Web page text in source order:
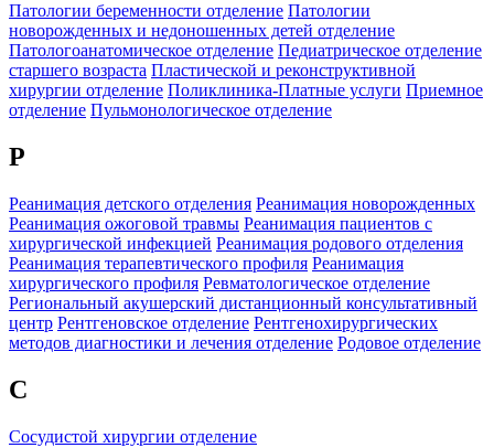
Патологии беременности отделение Патологии
новорожденных и недоношенных детей отделение
Патологоанатомическое отделение Педиатрическое отделение
старшего возраста Пластической и реконструктивной
хирургии отделение Поликлиника-Платные услуги Приемное
отделение Пульмонологическое отделение
Р
Реанимация детского отделения Реанимация новорожденных
Реанимация ожоговой травмы Реанимация пациентов с
хирургической инфекцией Реанимация родового отделения
Реанимация терапевтического профиля Реанимация
хирургического профиля Ревматологическое отделение
Региональный акушерский дистанционный консультативный
центр Рентгеновское отделение Рентгенохирургических
методов диагностики и лечения отделение Родовое отделение
С
Сосудистой хирургии отделение